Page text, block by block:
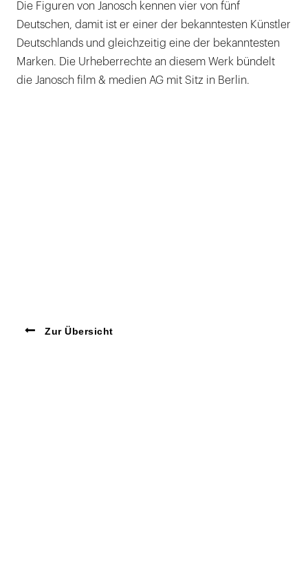
Die Figuren von Janosch kennen vier von fünf
Deutschen, damit ist er einer der bekanntesten Künstler
Deutschlands und gleichzeitig eine der bekanntesten
Marken. Die Urheberrechte an diesem Werk bündelt
die Janosch film & medien AG mit Sitz in Berlin.
Zur Übersicht